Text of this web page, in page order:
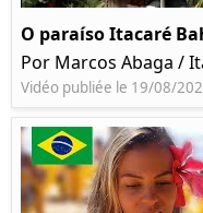
O paraíso Itacaré
Por Marcos Abaga /
Vidéo publiée le 19/08/